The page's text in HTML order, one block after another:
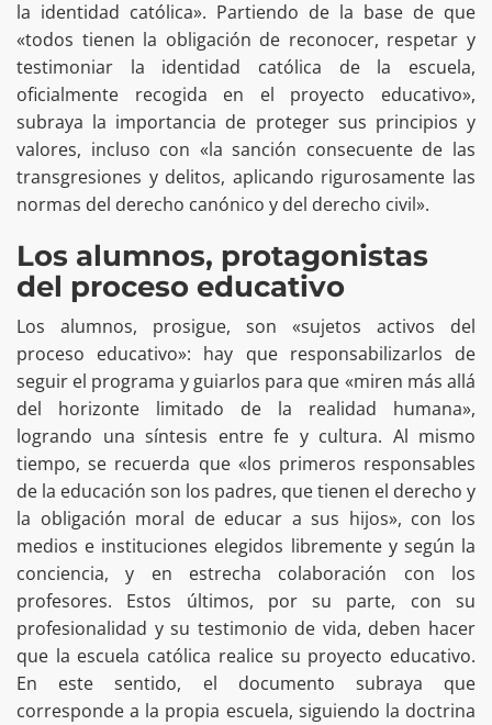
la identidad católica». Partiendo de la base de que
«todos tienen la obligación de reconocer, respetar y
testimoniar la identidad católica de la escuela,
oficialmente recogida en el proyecto educativo»,
subraya la importancia de proteger sus principios y
valores, incluso con «la sanción consecuente de las
transgresiones y delitos, aplicando rigurosamente las
normas del derecho canónico y del derecho civil».
Los alumnos, protagonistas
del proceso educativo
Los alumnos, prosigue, son «sujetos activos del
proceso educativo»: hay que responsabilizarlos de
seguir el programa y guiarlos para que «miren más allá
del horizonte limitado de la realidad humana»,
logrando una síntesis entre fe y cultura. Al mismo
tiempo, se recuerda que «los primeros responsables
de la educación son los padres, que tienen el derecho y
la obligación moral de educar a sus hijos», con los
medios e instituciones elegidos libremente y según la
conciencia, y en estrecha colaboración con los
profesores. Estos últimos, por su parte, con su
profesionalidad y su testimonio de vida, deben hacer
que la escuela católica realice su proyecto educativo.
En este sentido, el documento subraya que
corresponde a la propia escuela, siguiendo la doctrina